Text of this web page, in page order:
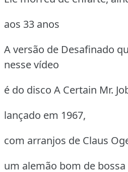
aos 33 anos
A versão de Desafinado
nesse vídeo
é do disco A Certain Mr.
lançado em 1967,
com arranjos de Claus
um alemão bom de bossa